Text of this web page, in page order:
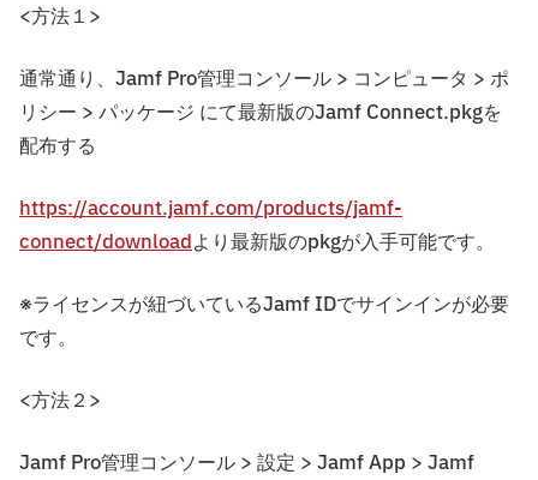
<方法１>
通常通り、Jamf Pro管理コンソール > コンピュータ > ポ
リシー > パッケージ にて最新版のJamf Connect.pkgを
配布する
https://account.jamf.com/products/jamf-
connect/downloadより最新版のpkgが入手可能です。
※ライセンスが紐づいているJamf IDでサインインが必要
です。
<方法２>
Jamf Pro管理コンソール > 設定 > Jamf App > Jamf